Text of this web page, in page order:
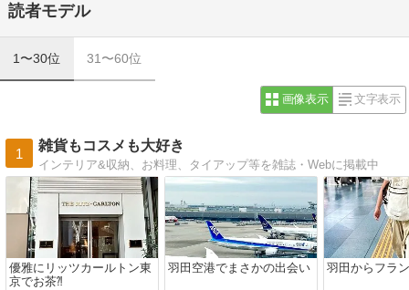
読者モデル
1〜30位 31〜60位
画像表示 文字表示
1
雑貨もコスメも大好き
インテリア&収納、お料理、タイアップ等を雑誌・Webに掲載中
優雅にリッツカールトン東
京でお茶⁈
羽田空港でまさかの出会い 羽田からフラ